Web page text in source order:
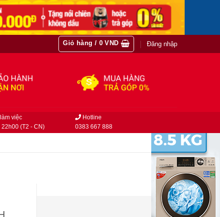
Giỏ hàng / 0VND Đăng nhập
việc
(T2 - CN)
Hotline
0383 667 888